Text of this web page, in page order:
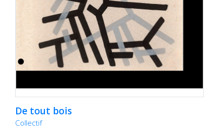
De tout bois
Collectif